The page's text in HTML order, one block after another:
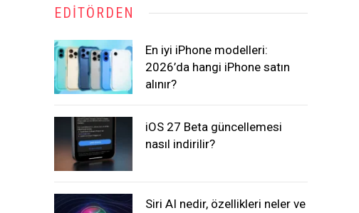
EDITÖRDEN
En iyi iPhone modelleri:
2026’da hangi iPhone satın
alınır?
iOS 27 Beta güncellemesi
nasıl indirilir?
Siri AI nedir, özellikleri neler ve